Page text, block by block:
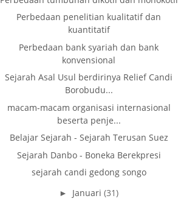
Perbedaan penelitian kualitatif dan
kuantitatif
Perbedaan bank syariah dan bank
konvensional
Sejarah Asal Usul berdirinya Relief Candi
Borobudu...
macam-macam organisasi internasional
beserta penje...
Belajar Sejarah - Sejarah Terusan Suez
Sejarah Danbo - Boneka Berekpresi
sejarah candi gedong songo
► Januari (31)